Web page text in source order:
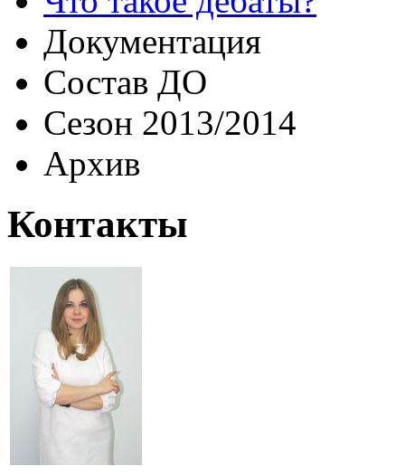
Документация
Состав ДО
Cезон 2013/2014
Архив
Контакты